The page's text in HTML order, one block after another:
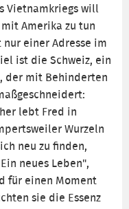
Vietnamkriegs will
Amerika zu tun
einer Adresse im
ist die Schweiz, ein
der mit Behinderten
lebt Fred in
Wurzeln
neu zu finden,
neues Leben",
für einen Moment
sie die Essenz